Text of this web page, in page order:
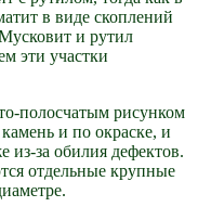
в виде скоплений
и рутил
эти участки
полосчатым рисунком
и по окраске, и
из-за обилия дефектов.
отдельные крупные